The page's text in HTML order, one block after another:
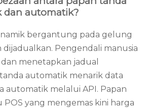
automatik?
bergantung pada gelung
dijadualkan. Pengendali manusia
menetapkan jadual
automatik menarik data
automatik melalui API. Papan
yang mengemas kini harga